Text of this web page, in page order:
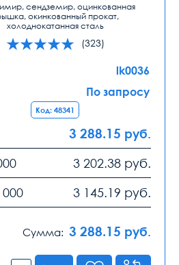
сендземир, оцинкованная
окинкованный прокат,
холоднокатанная сталь
(323)
lk0036
По запросу
Код: 48341
3 288.15 руб.
3 202.38 руб.
3 145.19 руб.
Сумма: 3 288.15 руб.